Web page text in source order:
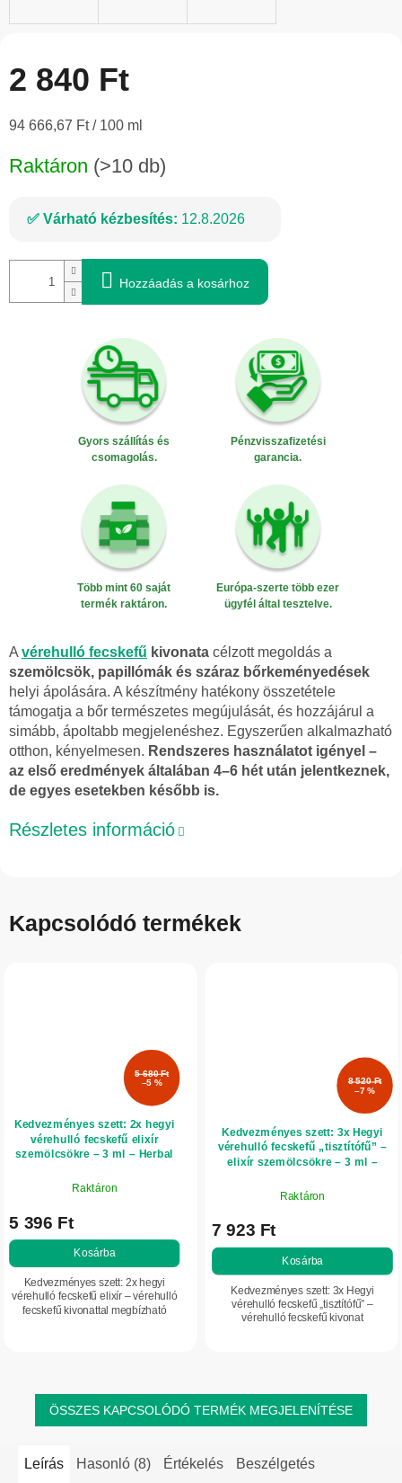
2 840 Ft
Egységár:
94 666,67 Ft / 100 ml
Raktáron (>10 db)
Várható kézbesítés: 12.8.2026
Hozzáadás a kosárhoz
Gyors szállítás és
csomagolás.
Pénzvisszafizetési
garancia.
Több mint 60 saját
termék raktáron.
Európa-szerte több ezer
ügyfél által tesztelve.
A vérehulló fecskefű kivonata célzott megoldás a
szemölcsök, papillómák és száraz bőrkeményedések
helyi ápolására. A készítmény hatékony összetétele
támogatja a bőr természetes megújulását, és hozzájárul a
simább, ápoltabb megjelenéshez. Egyszerűen alkalmazható
otthon, kényelmesen. Rendszeres használatot igényel –
az első eredmények általában 4–6 hét után jelentkeznek,
de egyes esetekben később is.
Részletes információ
Kapcsolódó termékek
5 680 Ft
–5 %
Kedvezményes szett: 2x hegyi
vérehulló fecskefű elixír
szemölcsökre – 3 ml – Herbal
Raktáron
5 396 Ft
Kosárba
Kedvezményes szett: 2x hegyi
vérehulló fecskefű elixír – vérehulló
fecskefű kivonattal megbízható
8 520 Ft
–7 %
Kedvezményes szett: 3x Hegyi
vérehulló fecskefű „tisztítófű” –
elixír szemölcsökre – 3 ml –
Raktáron
7 923 Ft
Kosárba
Kedvezményes szett: 3x Hegyi
vérehulló fecskefű „tisztítófű” –
vérehulló fecskefű kivonat
ÖSSZES KAPCSOLÓDÓ TERMÉK MEGJELENÍTÉSE
Leírás Hasonló (8) Értékelés Beszélgetés